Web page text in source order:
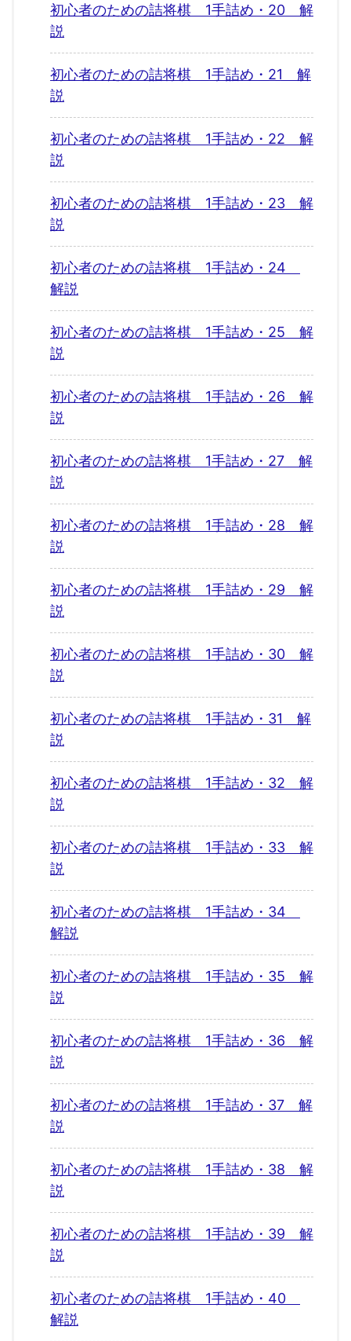
初心者のための詰将棋 1手詰め・20 解
説
初心者のための詰将棋 1手詰め・21 解
説
初心者のための詰将棋 1手詰め・22 解
説
初心者のための詰将棋 1手詰め・23 解
説
初心者のための詰将棋 1手詰め・24
解説
初心者のための詰将棋 1手詰め・25 解
説
初心者のための詰将棋 1手詰め・26 解
説
初心者のための詰将棋 1手詰め・27 解
説
初心者のための詰将棋 1手詰め・28 解
説
初心者のための詰将棋 1手詰め・29 解
説
初心者のための詰将棋 1手詰め・30 解
説
初心者のための詰将棋 1手詰め・31 解
説
初心者のための詰将棋 1手詰め・32 解
説
初心者のための詰将棋 1手詰め・33 解
説
初心者のための詰将棋 1手詰め・34
解説
初心者のための詰将棋 1手詰め・35 解
説
初心者のための詰将棋 1手詰め・36 解
説
初心者のための詰将棋 1手詰め・37 解
説
初心者のための詰将棋 1手詰め・38 解
説
初心者のための詰将棋 1手詰め・39 解
説
初心者のための詰将棋 1手詰め・40
解説